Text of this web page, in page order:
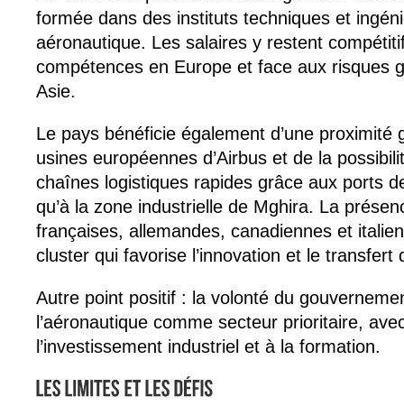
formée dans des instituts techniques et
aéronautique. Les salaires y restent
compétences en Europe et face aux risques
Asie.
Le pays bénéficie également d’une proximité
usines européennes d’Airbus et de la
chaînes logistiques rapides grâce aux ports
qu’à la zone industrielle de Mghira. La
françaises, allemandes, canadiennes et
cluster qui favorise l’innovation et le transfert
Autre point positif : la volonté du
l’aéronautique comme secteur prioritaire,
l’investissement industriel et à la formation.